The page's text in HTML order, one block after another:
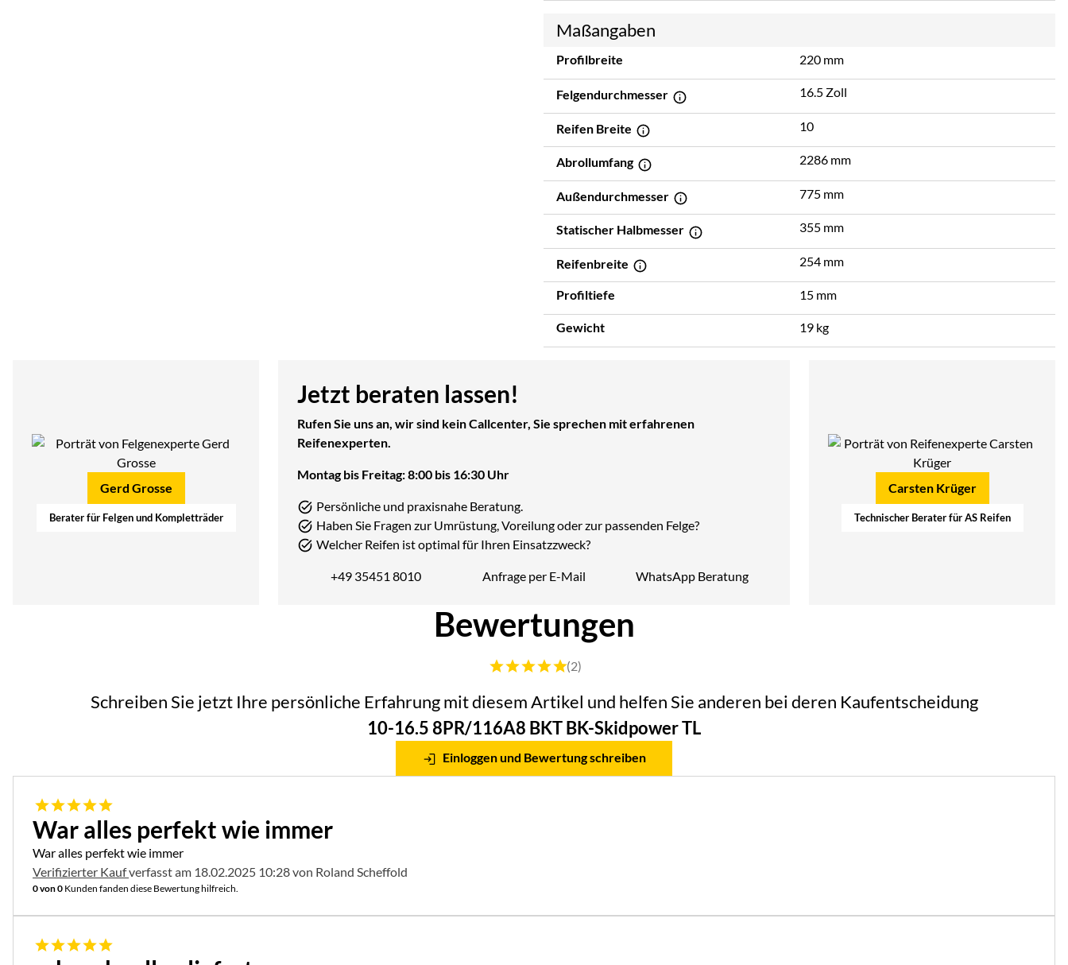
Maßangaben
Profilbreite 220 mm
Felgendurchmesser 16.5 Zoll
Reifen Breite 10
Abrollumfang 2286 mm
Außendurchmesser 775 mm
Statischer Halbmesser 355 mm
Reifenbreite 254 mm
Profiltiefe 15 mm
Gewicht 19 kg
Gerd Grosse
Berater für Felgen und Kompletträder
Jetzt beraten lassen!
Rufen Sie uns an, wir sind kein Callcenter, Sie sprechen mit erfahrenen
Reifenexperten.
Montag bis Freitag: 8:00 bis 16:30 Uhr
Persönliche und praxisnahe Beratung.
Haben Sie Fragen zur Umrüstung, Voreilung oder zur passenden Felge?
Welcher Reifen ist optimal für Ihren Einsatzzweck?
Telefon:
+49 35451 8010 Anfrage per E-Mail WhatsApp Beratung
Carsten Krüger
Technischer Berater für AS Reifen
Bewertungen
Bewertung: 5 von 5 (2 Bewertungen)
(2)
Schreiben Sie jetzt Ihre persönliche Erfahrung mit diesem Artikel und helfen Sie anderen bei deren Kaufentscheidung
10-16.5 8PR/116A8 BKT BK-Skidpower TL
Einloggen und Bewertung schreiben
5 von 5
War alles perfekt wie immer
War alles perfekt wie immer
Verifizierter Kaufverfasst am 18.02.2025 10:28 von Roland Scheffold
0 von 0 Kunden fanden diese Bewertung hilfreich.
5 von 5